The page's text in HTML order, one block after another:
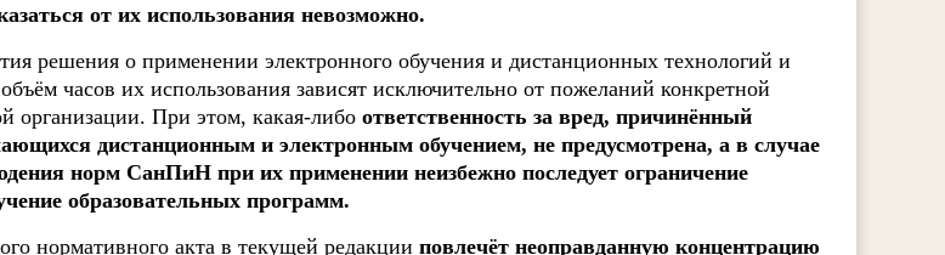
от их использования невозможно.
решения о применении электронного обучения и дистанционных технологий и
часов их использования зависят исключительно от пожеланий конкретной
организации. При этом, какая-либоответственность за вред, причинённый
дистанционным и электронным обучением, не предусмотрена, а в случае
норм СанПиН при их применении неизбежно последует ограничение
образовательных программ.
нормативного акта в текущей редакцииповлечёт неоправданную концентрацию